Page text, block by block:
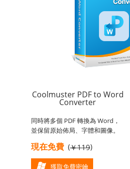
Coolmuster PDF to Word
Converter
同時將多個 PDF 轉換為 Word，
並保留原始佈局、字體和圖像。
現在免費 (￥119)
獲取免費密鑰